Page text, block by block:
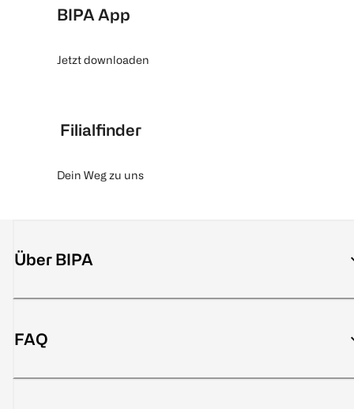
BIPA App
Jetzt downloaden
Filialfinder
Dein Weg zu uns
Über BIPA
FAQ